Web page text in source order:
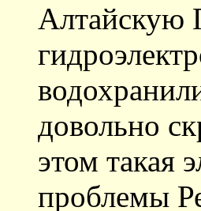
Алтайскую
довольно
этом такая
проблемы